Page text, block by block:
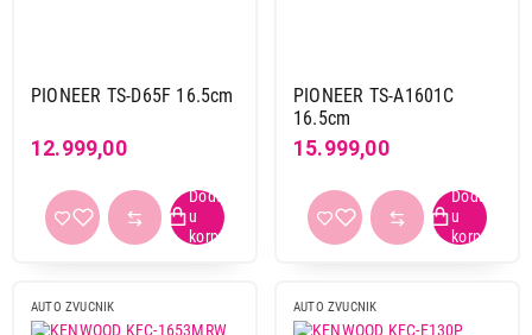
PIONEER TS-D65F 16.5cm
12.999,00
PIONEER TS-A1601C
16.5cm
15.999,00
AUTO ZVUCNIK AUTO ZVUCNIK